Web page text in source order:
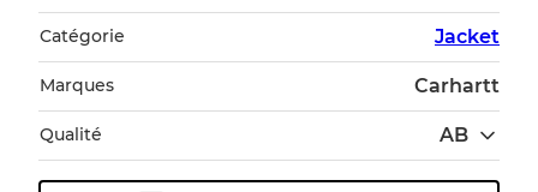
Catégorie Jacket
Marques Carhartt
Qualité AB